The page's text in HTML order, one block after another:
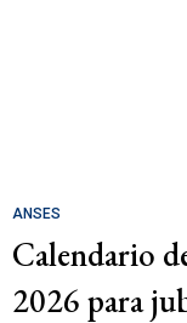
ANSES
Calendario
2026 para